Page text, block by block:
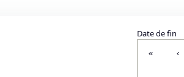
Date de fin
« ‹